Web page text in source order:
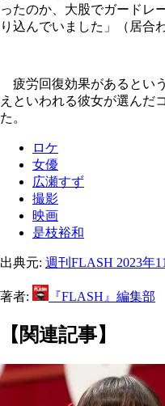
ったのか、大股でガードレ
り込んでいました」（居合
疲労回復効果があるとい
えといわれる彼女が選んだ
た。
ロケ
女優
広瀬すず
撮影
映画
是枝裕和
出典元: 週刊FLASH 2023年
著者: 『FLASH』編集部
【関連記事】